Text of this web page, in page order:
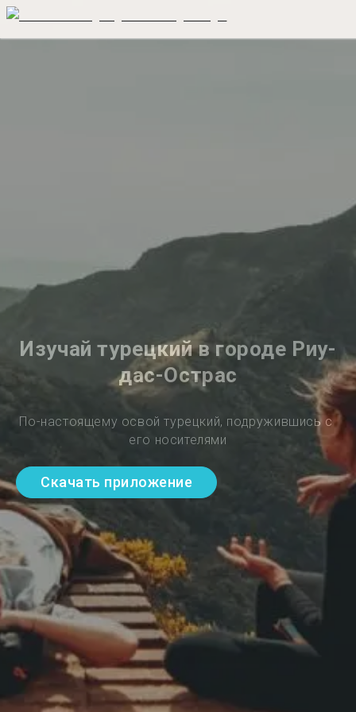
Изучай турецкий в городе Риу-
дас-Острас
По-настоящему освой турецкий, подружившись с
его носителями
Скачать приложение